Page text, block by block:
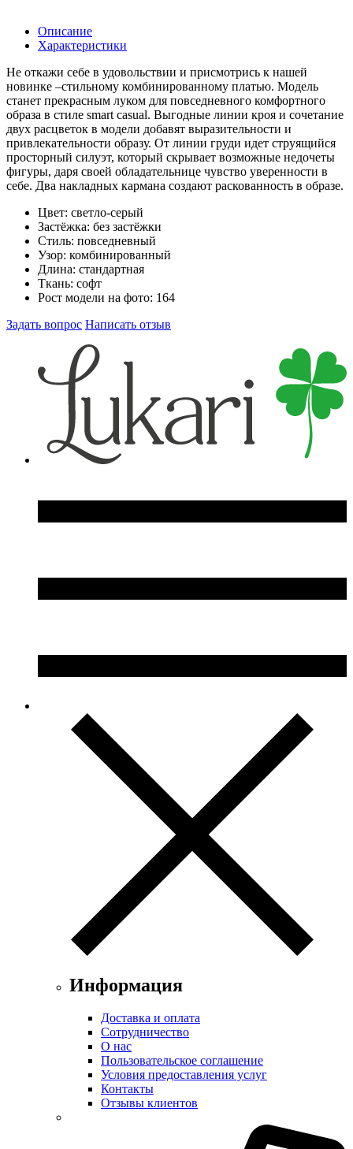
Описание
Характеристики
Не откажи себе в удовольствии и присмотрись к нашей
новинке –стильному комбинированному платью. Модель
станет прекрасным луком для повседневного комфортного
образа в стиле smart casual. Выгодные линии кроя и сочетание
двух расцветок в модели добавят выразительности и
привлекательности образу. От линии груди идет струящийся
просторный силуэт, который скрывает возможные недочеты
фигуры, даря своей обладательнице чувство уверенности в
себе. Два накладных кармана создают раскованность в образе.
Цвет: светло-серый
Застёжка: без застёжки
Стиль: повседневный
Узор: комбинированный
Длина: стандартная
Ткань: софт
Рост модели на фото: 164
Задать вопрос Написать отзыв
Информация
Доставка и оплата
Сотрудничество
О нас
Пользовательское соглашение
Условия предоставления услуг
Контакты
Отзывы клиентов